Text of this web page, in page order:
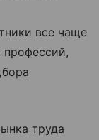
все чаще
труда